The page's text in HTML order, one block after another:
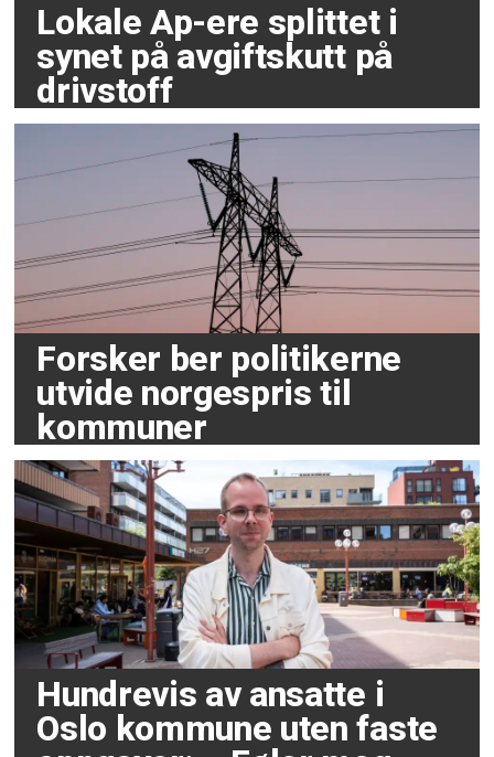
Lokale Ap-ere splittet i
synet på avgiftskutt på
drivstoff
Forsker ber politikerne
utvide norgespris til
kommuner
Hundrevis av ansatte i
Oslo kommune uten faste